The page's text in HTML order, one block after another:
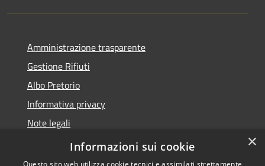
Amministrazione trasparente
Gestione Rifiuti
Albo Pretorio
Informativa privacy
Note legali
Dichiarazione di accessibilità
×
Informazioni sui cookie
Questo sito web utilizza cookie tecnici e assimilati strettamente